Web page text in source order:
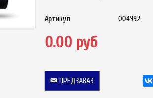
Артикул 004992
0.00 руб
ПРЕДЗАКАЗ